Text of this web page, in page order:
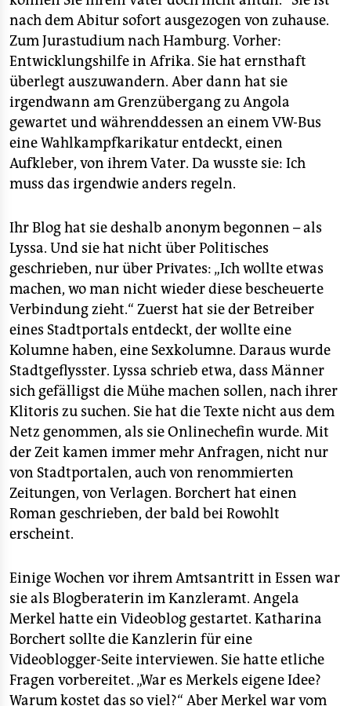
nach dem Abitur sofort ausgezogen von zuhause.
Zum Jurastudium nach Hamburg. Vorher:
Entwicklungshilfe in Afrika. Sie hat ernsthaft
überlegt auszuwandern. Aber dann hat sie
irgendwann am Grenzübergang zu Angola
gewartet und währenddessen an einem VW-Bus
eine Wahlkampfkarikatur entdeckt, einen
Aufkleber, von ihrem Vater. Da wusste sie: Ich
muss das irgendwie anders regeln.
Ihr Blog hat sie deshalb anonym begonnen – als
Lyssa. Und sie hat nicht über Politisches
geschrieben, nur über Privates: „Ich wollte etwas
machen, wo man nicht wieder diese bescheuerte
Verbindung zieht.“ Zuerst hat sie der Betreiber
eines Stadtportals entdeckt, der wollte eine
Kolumne haben, eine Sexkolumne. Daraus wurde
Stadtgeflysster. Lyssa schrieb etwa, dass Männer
sich gefälligst die Mühe machen sollen, nach ihrer
Klitoris zu suchen. Sie hat die Texte nicht aus dem
Netz genommen, als sie Onlinechefin wurde. Mit
der Zeit kamen immer mehr Anfragen, nicht nur
von Stadtportalen, auch von renommierten
Zeitungen, von Verlagen. Borchert hat einen
Roman geschrieben, der bald bei Rowohlt
erscheint.
Einige Wochen vor ihrem Amtsantritt in Essen war
sie als Blogberaterin im Kanzleramt. Angela
Merkel hatte ein Videoblog gestartet. Katharina
Borchert sollte die Kanzlerin für eine
Videoblogger-Seite interviewen. Sie hatte etliche
Fragen vorbereitet. „War es Merkels eigene Idee?
Warum kostet das so viel?“ Aber Merkel war vom